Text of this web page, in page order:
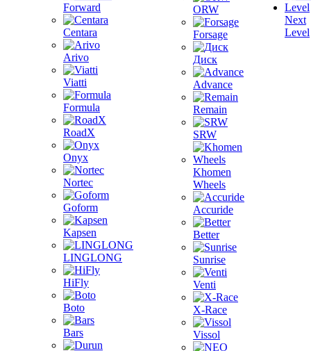
Forward
Centara
Arivo
Viatti
Formula
RoadX
Onyx
Nortec
Goform
Kapsen
LINGLONG
HiFly
Boto
Bars
ORW
Forsage
Диск
Advance
Remain
SRW
Khomen
Wheels
Accuride
Better
Sunrise
Venti
X-Race
Vissol
Next
Level